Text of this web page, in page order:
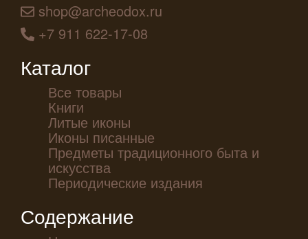
shop@archeodox.ru
+7 911 622-17-08
Каталог
Все товары
Книги
Литые иконы
Иконы писанные
Предметы традиционного быта и
искусства
Периодические издания
Содержание